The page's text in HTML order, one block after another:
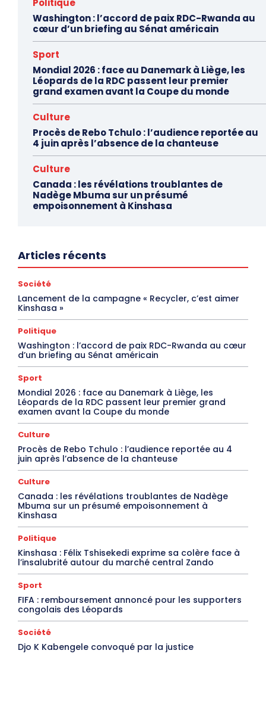
Politique
Washington : l’accord de paix RDC-Rwanda au
cœur d’un briefing au Sénat américain
Sport
Mondial 2026 : face au Danemark à Liège, les
Léopards de la RDC passent leur premier
grand examen avant la Coupe du monde
Culture
Procès de Rebo Tchulo : l’audience reportée au
4 juin après l’absence de la chanteuse
Culture
Canada : les révélations troublantes de
Nadège Mbuma sur un présumé
empoisonnement à Kinshasa
Articles récents
Société
Lancement de la campagne « Recycler, c’est aimer
Kinshasa »
Politique
Washington : l’accord de paix RDC-Rwanda au cœur
d’un briefing au Sénat américain
Sport
Mondial 2026 : face au Danemark à Liège, les
Léopards de la RDC passent leur premier grand
examen avant la Coupe du monde
Culture
Procès de Rebo Tchulo : l’audience reportée au 4
juin après l’absence de la chanteuse
Culture
Canada : les révélations troublantes de Nadège
Mbuma sur un présumé empoisonnement à
Kinshasa
Politique
Kinshasa : Félix Tshisekedi exprime sa colère face à
l’insalubrité autour du marché central Zando
Sport
FIFA : remboursement annoncé pour les supporters
congolais des Léopards
Société
Djo K Kabengele convoqué par la justice